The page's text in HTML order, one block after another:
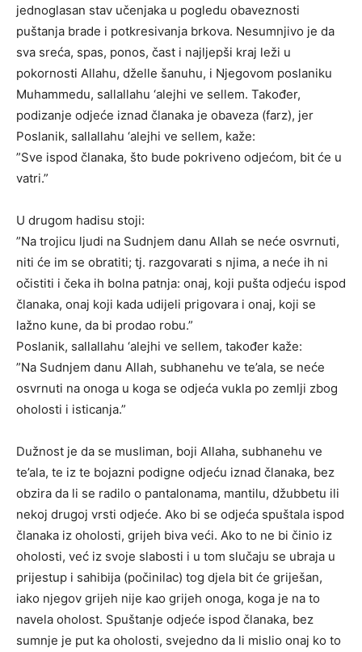
jednoglasan stav učenjaka u pogledu obaveznosti
puštanja brade i potkresivanja brkova. Nesumnjivo je da
sva sreća, spas, ponos, čast i najljepši kraj leži u
pokornosti Allahu, dželle šanuhu, i Njegovom poslaniku
Muhammedu, sallallahu ‘alejhi ve sellem. Također,
podizanje odjeće iznad članaka je obaveza (farz), jer
Poslanik, sallallahu ‘alejhi ve sellem, kaže:
”Sve ispod članaka, što bude pokriveno odjećom, bit će u
vatri.”
U drugom hadisu stoji:
”Na trojicu ljudi na Sudnjem danu Allah se neće osvrnuti,
niti će im se obratiti; tj. razgovarati s njima, a neće ih ni
očistiti i čeka ih bolna patnja: onaj, koji pušta odjeću ispod
članaka, onaj koji kada udijeli prigovara i onaj, koji se
lažno kune, da bi prodao robu.”
Poslanik, sallallahu ‘alejhi ve sellem, također kaže:
”Na Sudnjem danu Allah, subhanehu ve te’ala, se neće
osvrnuti na onoga u koga se odjeća vukla po zemlji zbog
oholosti i isticanja.”
Dužnost je da se musliman, boji Allaha, subhanehu ve
te’ala, te iz te bojazni podigne odjeću iznad članaka, bez
obzira da li se radilo o pantalonama, mantilu, džubbetu ili
nekoj drugoj vrsti odjeće. Ako bi se odjeća spuštala ispod
članaka iz oholosti, grijeh biva veći. Ako to ne bi činio iz
oholosti, već iz svoje slabosti i u tom slučaju se ubraja u
prijestup i sahibija (počinilac) tog djela bit će griješan,
iako njegov grijeh nije kao grijeh onoga, koga je na to
navela oholost. Spuštanje odjeće ispod članaka, bez
sumnje je put ka oholosti, svejedno da li mislio onaj ko to